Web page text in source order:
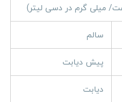
میلی گرم در دسی لیتر)
سالم
پیش دیابت
دیابت